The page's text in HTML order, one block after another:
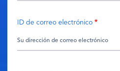
ID de correo electrónico